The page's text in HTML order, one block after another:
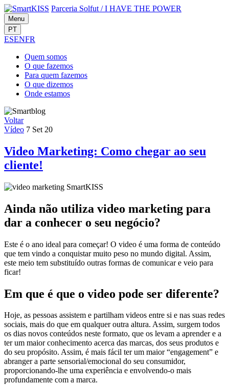
Parceria Solfut /I HAVE THE POWER
Menu
PT
ESENFR
Quem somos
O que fazemos
Para quem fazemos
O que dizemos
Onde estamos
Voltar
Vídeo 7 Set 20
Video Marketing: Como chegar ao seu
cliente!
Ainda não utiliza video marketing para
dar a conhecer o seu negócio?
Este é o ano ideal para começar! O video é uma forma de conteúdo
que tem vindo a conquistar muito peso no mundo digital. Assim,
este meio tem substituído outras formas de comunicar e veio para
ficar!
Em que é que o video pode ser diferente?
Hoje, as pessoas assistem e partilham videos entre si e nas suas redes
sociais, mais do que em qualquer outra altura. Assim, surgem todos
os dias novos conteúdos neste formato, que os levam a aprender e a
ter um maior conhecimento acerca das marcas, dos seus produtos e
do seu propósito. Assim, é mais fácil ter um maior “engagement” e
abranger a parte sensorial/emocional do seu consumidor,
proporcionando-lhe uma experiência e envolvendo-o mais
profundamente com a marca.